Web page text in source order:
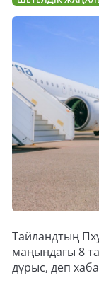
Тайландтың
маңындағы 8
дұрыс, деп